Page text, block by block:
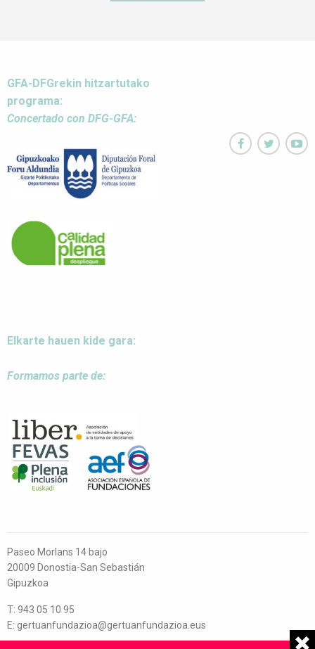
GFA-DFGrekin hitzartutako
programa:
Concertado con DFG-GFA:
Elkarte hauen kide gara:
Formamos parte de:
  
Paseo Morlans 14 bajo
20009 Donostia-San Sebastián
Gipuzkoa
T: 943 05 10 95
E: gertuanfundazioa@gertuanfundazioa.eus